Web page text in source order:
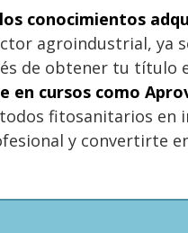
conocimientos
agroindustrial, ya
de obtener tu título
cursos como
fitosanitarios en
y convertirte